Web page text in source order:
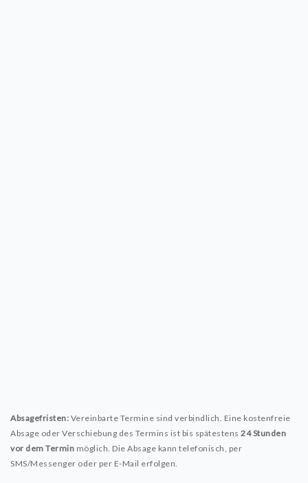
Absagefristen: Vereinbarte Termine sind verbindlich. Eine kostenfreie
Absage oder Verschiebung des Termins ist bis spätestens 24 Stunden
vor dem Termin möglich. Die Absage kann telefonisch, per
SMS/Messenger oder per E-Mail erfolgen.